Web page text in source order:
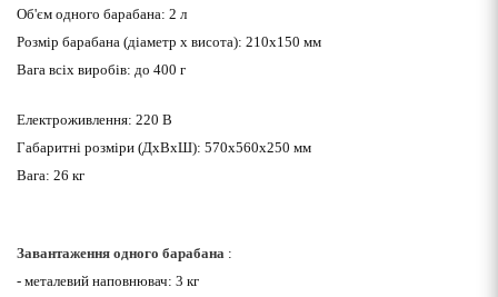
Об'єм одного барабана: 2 л
Розмір барабана (діаметр х висота): 210х150 мм
Вага всіх виробів: до 400 г
Електроживлення: 220 В
Габаритні розміри (ДхВхШ): 570х560х250 мм
Вага: 26 кг
Завантаження одного барабана :
- металевий наповнювач: 3 кг